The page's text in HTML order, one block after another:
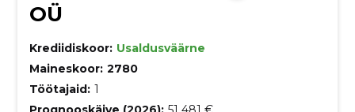
OÜ
Krediidiskoor: Usaldusväärne
Maineskoor: 2780
Töötajaid: 1